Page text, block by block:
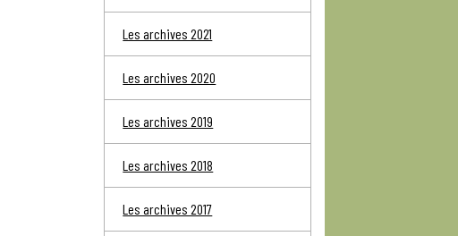
Les archives 2021
Les archives 2020
Les archives 2019
Les archives 2018
Les archives 2017